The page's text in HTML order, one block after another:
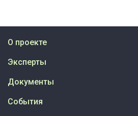
О проекте
Эксперты
Документы
События